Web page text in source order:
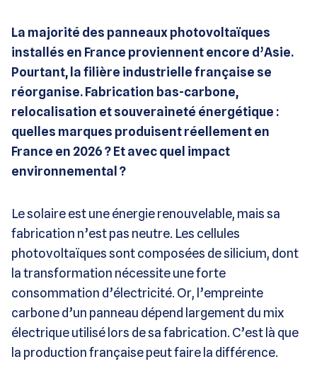
La majorité des panneaux photovoltaïques
installés en France proviennent encore d’Asie.
Pourtant, la filière industrielle française se
réorganise. Fabrication bas-carbone,
relocalisation et souveraineté énergétique :
quelles marques produisent réellement en
France en 2026 ? Et avec quel impact
environnemental ?
Le solaire est une énergie renouvelable, mais sa
fabrication n’est pas neutre. Les cellules
photovoltaïques sont composées de silicium, dont
la transformation nécessite une forte
consommation d’électricité. Or, l’empreinte
carbone d’un panneau dépend largement du mix
électrique utilisé lors de sa fabrication. C’est là que
la production française peut faire la différence.